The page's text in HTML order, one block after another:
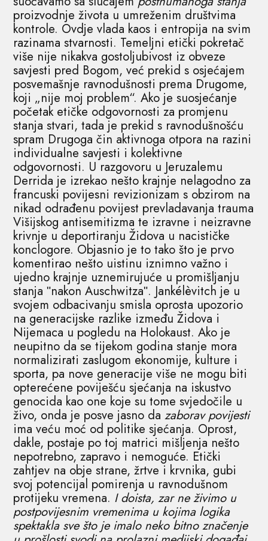
proizvodnje života u umreženim društvima
kontrole. Ovdje vlada kaos i entropija na svim
razinama stvarnosti. Temeljni etički pokretač
više nije nikakva gostoljubivost iz obveze
savjesti pred Bogom, već prekid s osjećajem
posvemašnje ravnodušnosti prema Drugome,
koji „nije moj problem“. Ako je suosjećanje
početak etičke odgovornosti za promjenu
stanja stvari, tada je prekid s ravnodušnošću
spram Drugoga čin aktivnoga otpora na razini
individualne savjesti i kolektivne
odgovornosti. U razgovoru u Jeruzalemu
Derrida je izrekao nešto krajnje nelagodno za
francuski povijesni revizionizam s obzirom na
nikad odrađenu povijest prevladavanja trauma
Višijskog antisemitizma te izravne i neizravne
krivnje u deportiranju Židova u nacističke
konclogore. Objasnio je to tako što je prvo
komentirao nešto uistinu iznimno važno i
ujedno krajnje uznemirujuće u promišljanju
stanja ʺnakon Auschwitzaʺ. Jankélèvitch je u
svojem odbacivanju smisla oprosta upozorio
na generacijske razlike između Židova i
Nijemaca u pogledu na Holokaust. Ako je
neupitno da se tijekom godina stanje mora
normalizirati zaslugom ekonomije, kulture i
sporta, pa nove generacije više ne mogu biti
opterećene poviješću sjećanja na iskustvo
genocida kao one koje su tome svjedočile u
živo, onda je posve jasno dazaborav povijesti
ima veću moć od politike sjećanja. Oprost,
dakle, postaje po toj matrici mišljenja nešto
nepotrebno, zapravo i nemoguće. Etički
zahtjev na obje strane, žrtve i krvnika, gubi
svoj potencijal pomirenja u ravnodušnom
protijeku vremena. I doista, zar ne živimo u
postpovijesnim vremenima u kojima logika
spektakla sve što je imalo neko bitno značenje